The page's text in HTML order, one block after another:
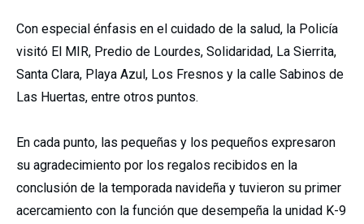
Con especial énfasis en el cuidado de la salud, la Policía
visitó El MIR, Predio de Lourdes, Solidaridad, La Sierrita,
Santa Clara, Playa Azul, Los Fresnos y la calle Sabinos de
Las Huertas, entre otros puntos.
En cada punto, las pequeñas y los pequeños expresaron
su agradecimiento por los regalos recibidos en la
conclusión de la temporada navideña y tuvieron su primer
acercamiento con la función que desempeña la unidad K-9